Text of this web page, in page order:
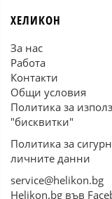
ХЕЛИКОН
За нас
Работа
Контакти
Общи условия
Политика за
"бисквитки"
Политика за
личните данни
service@helikon.bg
Helikon.bg във